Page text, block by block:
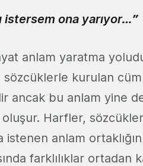
istersem ona yarıyor…”
anlam yaratma
kurulan
ancak bu anlam yine
Harfler,
istenen anlam
farklılıklar ortadan